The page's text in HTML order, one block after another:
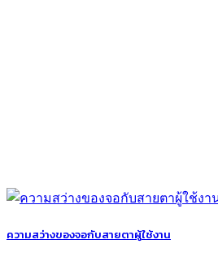
ความสว่างของจอกับสายตาผู้ใช้งาน